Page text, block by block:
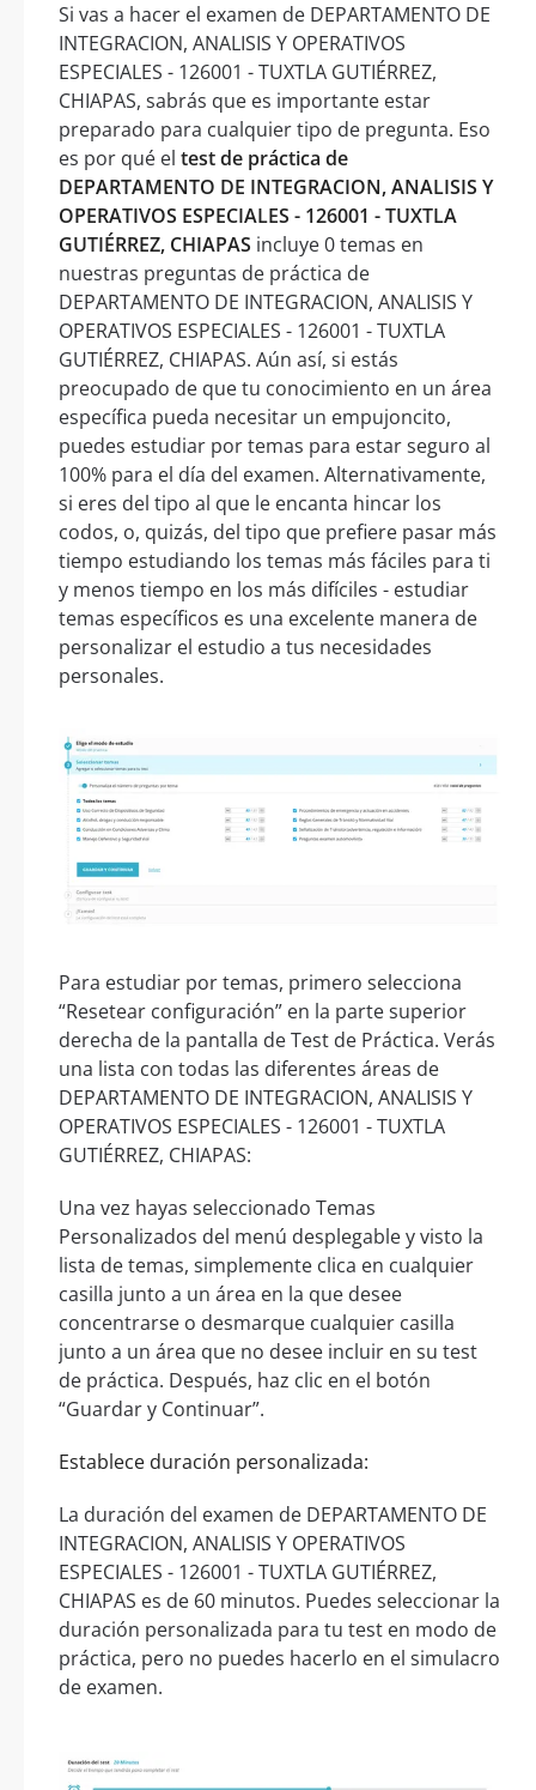
Si vas a hacer el examen de DEPARTAMENTO DE
INTEGRACION, ANALISIS Y OPERATIVOS
ESPECIALES - 126001 - TUXTLA GUTIÉRREZ,
CHIAPAS, sabrás que es importante estar
preparado para cualquier tipo de pregunta. Eso
es por qué el test de práctica de
DEPARTAMENTO DE INTEGRACION, ANALISIS Y
OPERATIVOS ESPECIALES - 126001 - TUXTLA
GUTIÉRREZ, CHIAPAS incluye 0 temas en
nuestras preguntas de práctica de
DEPARTAMENTO DE INTEGRACION, ANALISIS Y
OPERATIVOS ESPECIALES - 126001 - TUXTLA
GUTIÉRREZ, CHIAPAS. Aún así, si estás
preocupado de que tu conocimiento en un área
específica pueda necesitar un empujoncito,
puedes estudiar por temas para estar seguro al
100% para el día del examen. Alternativamente,
si eres del tipo al que le encanta hincar los
codos, o, quizás, del tipo que prefiere pasar más
tiempo estudiando los temas más fáciles para ti
y menos tiempo en los más difíciles - estudiar
temas específicos es una excelente manera de
personalizar el estudio a tus necesidades
personales.
Para estudiar por temas, primero selecciona
“Resetear configuración” en la parte superior
derecha de la pantalla de Test de Práctica. Verás
una lista con todas las diferentes áreas de
DEPARTAMENTO DE INTEGRACION, ANALISIS Y
OPERATIVOS ESPECIALES - 126001 - TUXTLA
GUTIÉRREZ, CHIAPAS:
Una vez hayas seleccionado Temas
Personalizados del menú desplegable y visto la
lista de temas, simplemente clica en cualquier
casilla junto a un área en la que desee
concentrarse o desmarque cualquier casilla
junto a un área que no desee incluir en su test
de práctica. Después, haz clic en el botón
“Guardar y Continuar”.
Establece duración personalizada:
La duración del examen de DEPARTAMENTO DE
INTEGRACION, ANALISIS Y OPERATIVOS
ESPECIALES - 126001 - TUXTLA GUTIÉRREZ,
CHIAPAS es de 60 minutos. Puedes seleccionar la
duración personalizada para tu test en modo de
práctica, pero no puedes hacerlo en el simulacro
de examen.